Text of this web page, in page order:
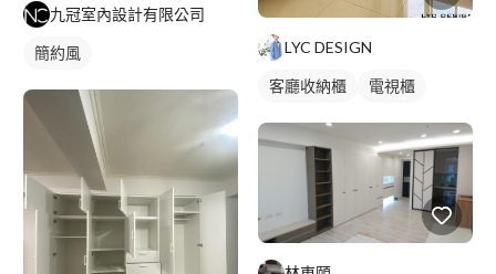
九冠室內設計有限公司
簡約風 LYC DESIGN
客廳收納櫃 電視櫃